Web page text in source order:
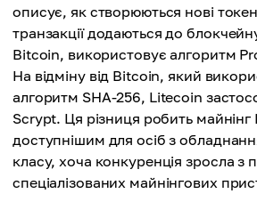
описує, як створюються нові
транзакції додаються до
Bitcoin, використовує алгоритм
На відміну від Bitcoin, який
алгоритм SHA-256, Litecoin
Scrypt. Ця різниця робить майнінг
доступнішим для осіб з
класу, хоча конкуренція зросла з
спеціалізованих майнінгових